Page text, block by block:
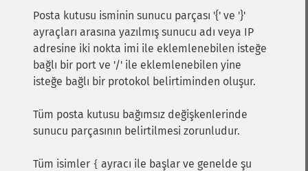
Posta kutusu isminin sunucu parçası '{' ve '}'
ayraçları arasına yazılmış sunucu adı veya IP
adresine iki nokta imi ile eklemlenebilen isteğe
bağlı bir port ve '/' ile eklemlenebilen yine
isteğe bağlı bir protokol belirtiminden oluşur.
Tüm posta kutusu bağımsız değişkenlerinde
sunucu parçasının belirtilmesi zorunludur.
Tüm isimler { ayracı ile başlar ve genelde şu